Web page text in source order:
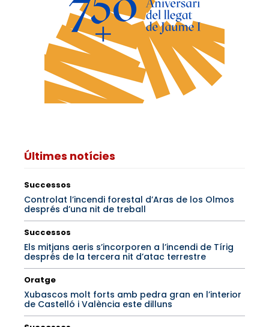
Últimes notícies
Successos
Controlat l’incendi forestal d’Aras de los Olmos
després d’una nit de treball
Successos
Els mitjans aeris s’incorporen a l’incendi de Tírig
després de la tercera nit d’atac terrestre
Oratge
Xubascos molt forts amb pedra gran en l’interior
de Castelló i València este dilluns